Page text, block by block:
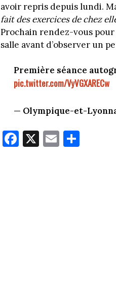
avoir repris depuis lundi.
fait des exercices de chez
Prochain rendez-vous pour
salle avant d’observer un
Première séance
pic.twitter.com/VyVGXARECw
— Olympique-et-
Fa
ce
X E
m